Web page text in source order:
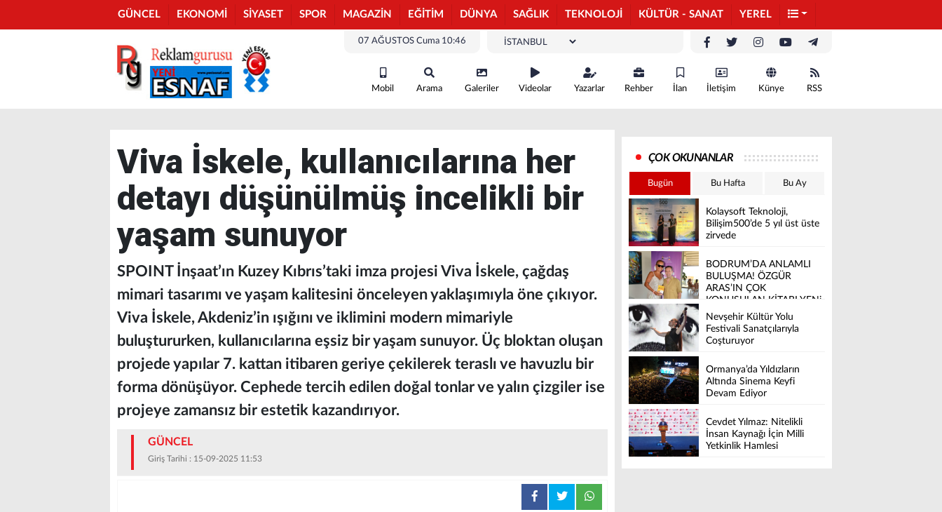
GÜNCEL EKONOMİ SİYASET SPOR MAGAZİN EĞİTİM DÜNYA SAĞLIK TEKNOLOJİ KÜLTÜR - SANAT YEREL
07 AĞUSTOS Cuma 10:46
Mobil Arama Galeriler Videolar Yazarlar Rehber İlan İletişim Künye RSS
Viva İskele, kullanıcılarına her
detayı düşünülmüş incelikli bir
yaşam sunuyor
SPOINT İnşaat’ın Kuzey Kıbrıs’taki imza projesi Viva İskele, çağdaş
mimari tasarımı ve yaşam kalitesini önceleyen yaklaşımıyla öne çıkıyor.
Viva İskele, Akdeniz’in ışığını ve iklimini modern mimariyle
buluştururken, kullanıcılarına eşsiz bir yaşam sunuyor. Üç bloktan oluşan
projede yapılar 7. kattan itibaren geriye çekilerek teraslı ve havuzlu bir
forma dönüşüyor. Cephede tercih edilen doğal tonlar ve yalın çizgiler ise
projeye zamansız bir estetik kazandırıyor.
GÜNCEL
Giriş Tarihi : 15-09-2025 11:53
ÇOK OKUNANLAR
Bugün Bu Hafta Bu Ay
Kolaysoft Teknoloji,
Bilişim500’de 5 yıl üst üste
zirvede
BODRUM’DA ANLAMLI
BULUŞMA! ÖZGÜR
ARAS’IN ÇOK
KONUŞULAN KİTABI YENi
BASKISINI TITANIC
LUXURY COLLECTION
BODRUM’DA KUTLADI
Nevşehir Kültür Yolu
Festivali Sanatçılarıyla
Coşturuyor
Ormanya’da Yıldızların
Altında Sinema Keyfi
Devam Ediyor
Cevdet Yılmaz: Nitelikli
İnsan Kaynağı İçin Milli
Yetkinlik Hamlesi